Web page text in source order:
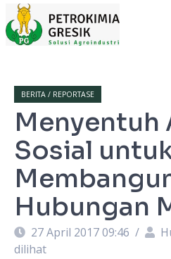
BERITA / REPORTASE
Menyentuh
Sosial
Hubungan
27 April 2017 09:46 /
dilihat